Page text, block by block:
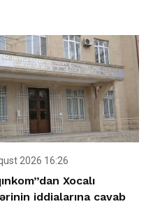
2026 16:26
Xocalı
iddialarına cavab